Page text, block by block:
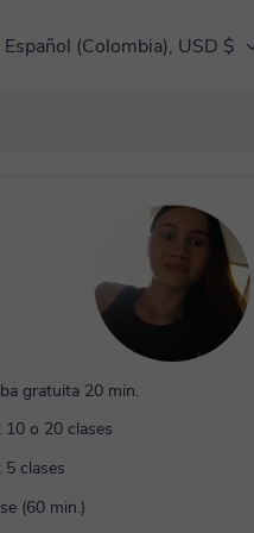
Español (Colombia), USD $
gratuita 20 min.
10 o 20 clases
5 clases
(60 min.)